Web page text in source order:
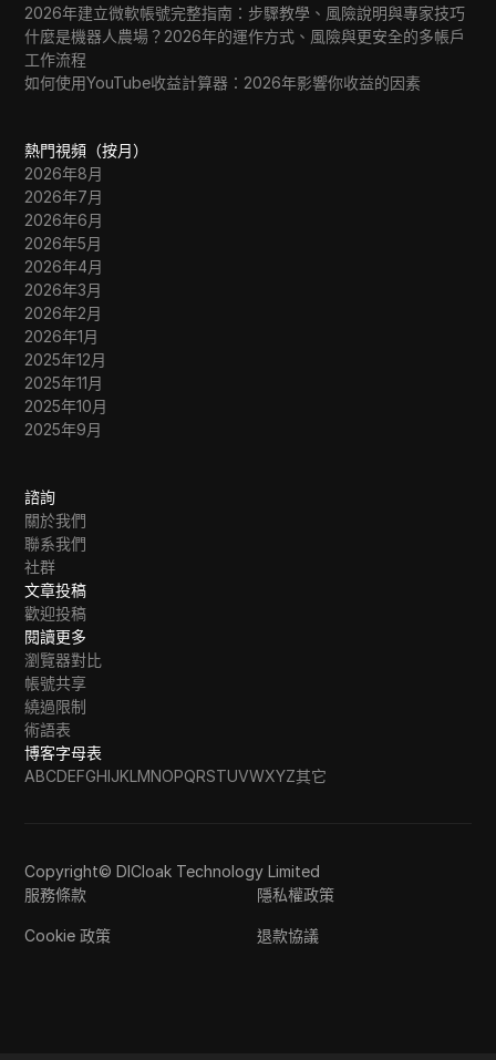
2026年建立微軟帳號完整指南：步驟教學、風險說明與專家技巧
什麼是機器人農場？2026年的運作方式、風險與更安全的多帳戶
工作流程
如何使用YouTube收益計算器：2026年影響你收益的因素
熱門視頻（按月）
2026年8月
2026年7月
2026年6月
2026年5月
2026年4月
2026年3月
2026年2月
2026年1月
2025年12月
2025年11月
2025年10月
2025年9月
諮詢
關於我們
聯系我們
社群
文章投稿
歡迎投稿
閱讀更多
瀏覽器對比
帳號共享
繞過限制
術語表
博客字母表
ABCDEFGHIJKLMNOPQRSTUVWXYZ其它
Copyright© DICloak Technology Limited
服務條款
隱私權政策
Cookie 政策 退款協議